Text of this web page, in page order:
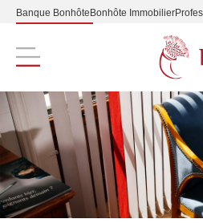
Banque Bonhôte Bonhôte Immobilier